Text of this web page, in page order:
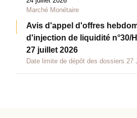
Marché Monétaire
Avis d'appel d'offres
d'injection de liquidité n°30/
27 juillet 2026
Date limite de dépôt des dossiers 27